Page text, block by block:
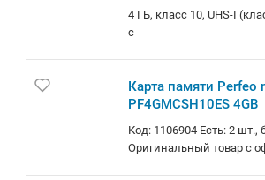
4 ГБ, класс 10, UHS-I
с
Карта памяти Perfeo
PF4GMCSH10ES 4GB
Код: 1106904 Есть: 2 шт.,
Оригинальный товар с